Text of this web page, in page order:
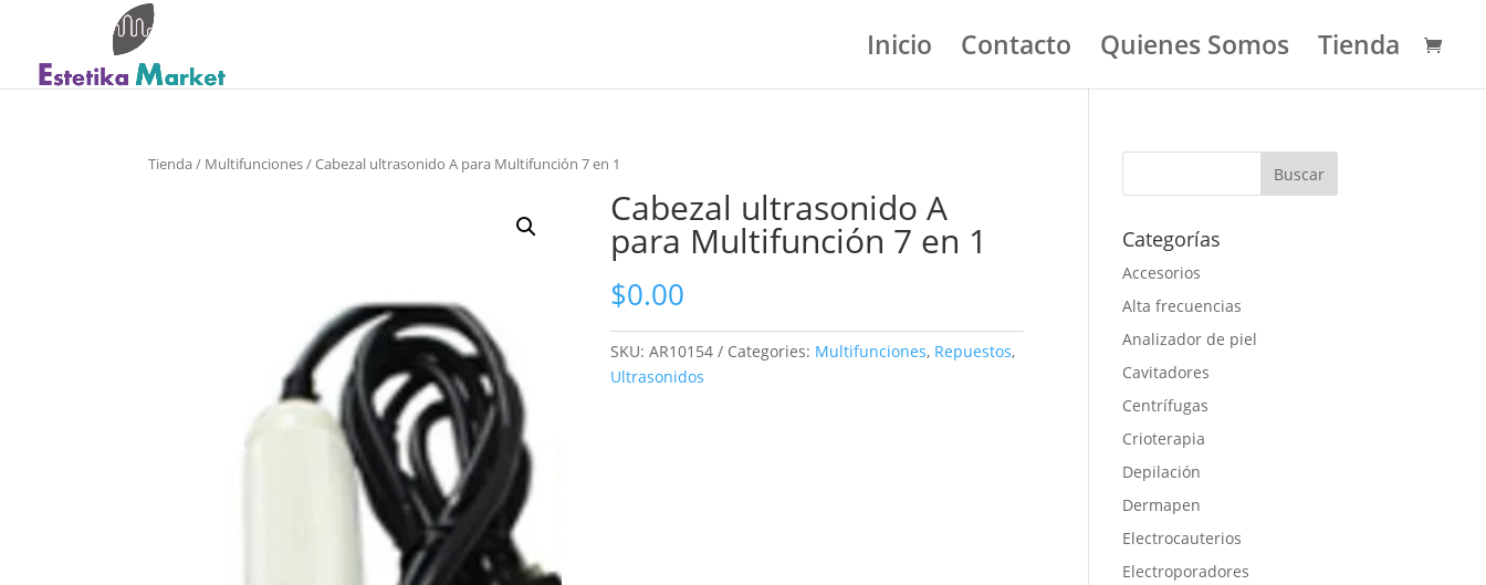
Inicio Contacto Quienes Somos Tienda
Tienda/ Multifunciones/ Cabezal ultrasonido A para Multifunción 7 en 1
Cabezal ultrasonido A
para Multifunción 7 en 1
$0.00
SKU: AR10154 Categories: Multifunciones, Repuestos,
Ultrasonidos
Categorías
Accesorios
Alta frecuencias
Analizador de piel
Cavitadores
Centrífugas
Crioterapia
Depilación
Dermapen
Electrocauterios
Electroporadores